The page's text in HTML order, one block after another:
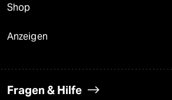
Shop
Anzeigen
Fragen & Hilfe